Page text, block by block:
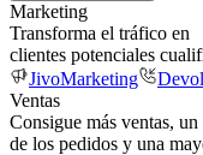
Marketing
Transforma el tráfico en
clientes potenciales
JivoMarketing
Ventas
Consigue más ventas,
de los pedidos y una